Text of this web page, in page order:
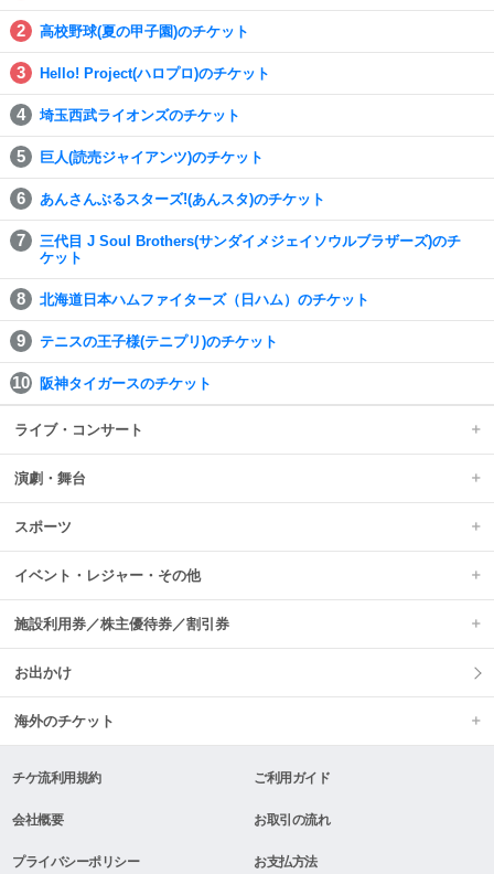
高校野球(夏の甲子園)のチケット
Hello! Project(ハロプロ)のチケット
埼玉西武ライオンズのチケット
巨人(読売ジャイアンツ)のチケット
あんさんぶるスターズ!(あんスタ)のチケット
三代目 J Soul Brothers(サンダイメジェイソウルブラザーズ)のチ
ケット
北海道日本ハムファイターズ（日ハム）のチケット
テニスの王子様(テニプリ)のチケット
阪神タイガースのチケット
ライブ・コンサート
演劇・舞台
スポーツ
イベント・レジャー・その他
施設利用券／株主優待券／割引券
お出かけ
海外のチケット
チケ流利用規約 ご利用ガイド
会社概要 お取引の流れ
プライバシーポリシー お支払方法